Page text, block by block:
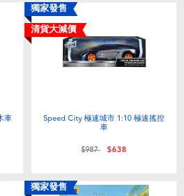
車
獨家發售
清貨大減價
Speed City 極速城市 1:10 極速搖控
車
價格從
$987至$638
獨家發售